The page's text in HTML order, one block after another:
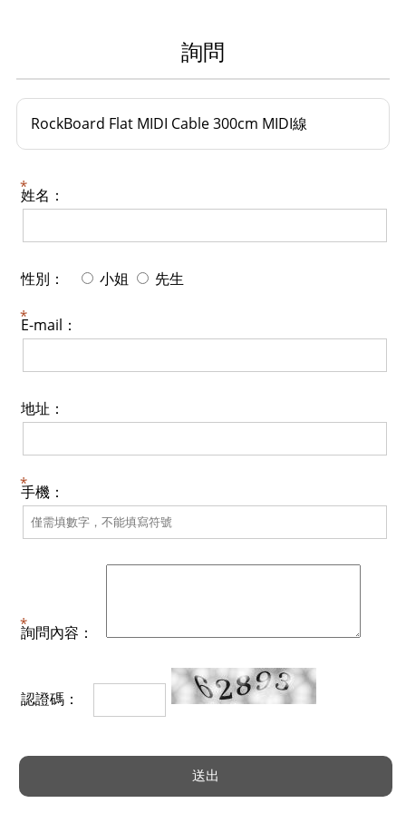
詢問
RockBoard Flat MIDI Cable 300cm MIDI線
姓名：
性別： 小姐 先生
E-mail：
地址：
手機：
詢問內容：
認證碼：